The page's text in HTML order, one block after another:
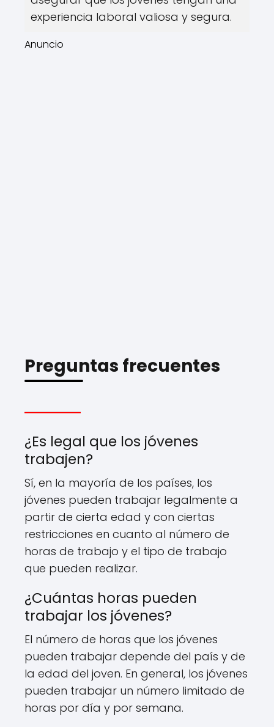
experiencia laboral valiosa y segura.
Anuncio
Preguntas frecuentes
¿Es legal que los jóvenes
trabajen?
Sí, en la mayoría de los países, los
jóvenes pueden trabajar legalmente a
partir de cierta edad y con ciertas
restricciones en cuanto al número de
horas de trabajo y el tipo de trabajo
que pueden realizar.
¿Cuántas horas pueden
trabajar los jóvenes?
El número de horas que los jóvenes
pueden trabajar depende del país y de
la edad del joven. En general, los jóvenes
pueden trabajar un número limitado de
horas por día y por semana.